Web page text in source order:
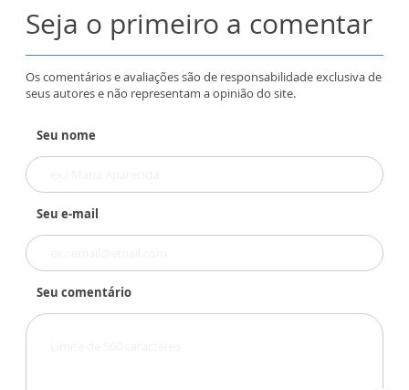
Seja o primeiro a comentar
Os comentários e avaliações são de responsabilidade exclusiva de
seus autores e não representam a opinião do site.
Seu nome
Seu e-mail
Seu comentário